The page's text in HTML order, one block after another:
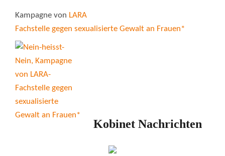
Kampagne von LARA
Fachstelle gegen sexualisierte Gewalt an Frauen*
Kobinet Nachrichten